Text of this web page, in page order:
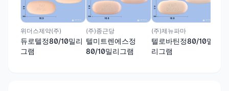
위더스제약(주)
듀로텔정80/10밀리
그램
(주)종근당
텔미트렌에스정
80/10밀리그램
(주)제뉴파마
텔로바틴정80/10밀
리그램